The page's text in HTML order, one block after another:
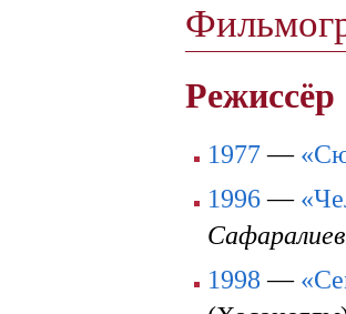
Режиссёр
1977—
1996—
1998 —